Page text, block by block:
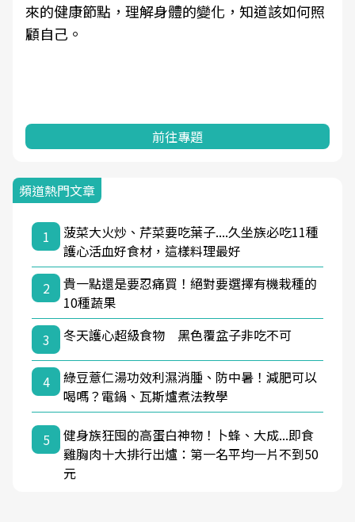
來的健康節點，理解身體的變化，知道該如何照
顧自己。
前往專題
頻道熱門文章
1
菠菜大火炒、芹菜要吃葉子....久坐族必吃11種
護心活血好食材，這樣料理最好
2
貴一點還是要忍痛買！絕對要選擇有機栽種的
10種蔬果
3
冬天護心超級食物 黑色覆盆子非吃不可
4
綠豆薏仁湯功效利濕消腫、防中暑！減肥可以
喝嗎？電鍋、瓦斯爐煮法教學
5
健身族狂囤的高蛋白神物！卜蜂、大成...即食
雞胸肉十大排行出爐：第一名平均一片不到50
元